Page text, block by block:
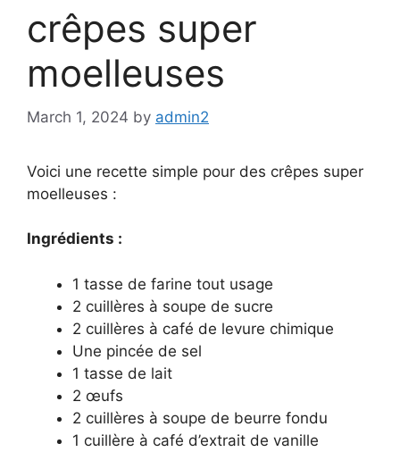
crêpes super
moelleuses
March 1, 2024 by admin2
Voici une recette simple pour des crêpes super
moelleuses :
Ingrédients :
1 tasse de farine tout usage
2 cuillères à soupe de sucre
2 cuillères à café de levure chimique
Une pincée de sel
1 tasse de lait
2 œufs
2 cuillères à soupe de beurre fondu
1 cuillère à café d’extrait de vanille